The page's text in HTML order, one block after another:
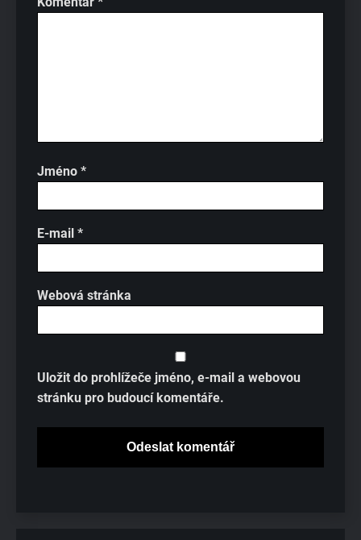
Jméno *
E-mail *
Webová stránka
Uložit do prohlížeče jméno, e-mail a webovou
stránku pro budoucí komentáře.